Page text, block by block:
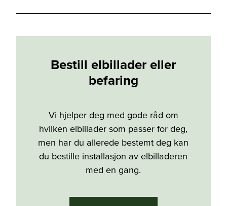
Bestill elbillader eller
befaring
Vi hjelper deg med gode råd om
hvilken elbillader som passer for deg,
men har du allerede bestemt deg kan
du bestille installasjon av elbilladeren
med en gang.